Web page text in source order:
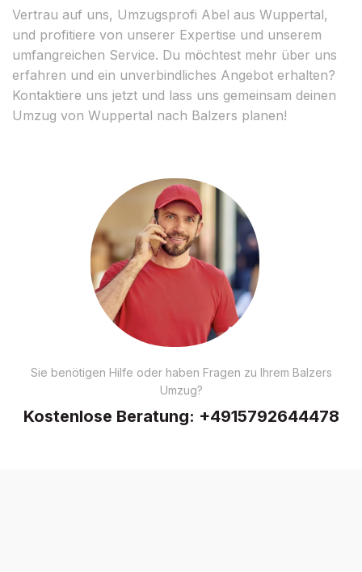
Vertrau auf uns, Umzugsprofi Abel aus Wuppertal,
und profitiere von unserer Expertise und unserem
umfangreichen Service. Du möchtest mehr über uns
erfahren und ein unverbindliches Angebot erhalten?
Kontaktiere uns jetzt und lass uns gemeinsam deinen
Umzug von Wuppertal nach Balzers planen!
Sie benötigen Hilfe oder haben Fragen zu Ihrem Balzers
Umzug?
Kostenlose Beratung: +4915792644478